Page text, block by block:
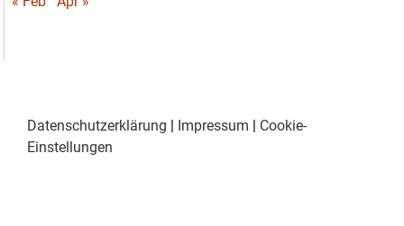
Datenschutzerklärung | Impressum | Cookie-
Einstellungen